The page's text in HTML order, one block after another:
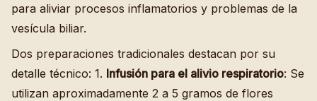
para aliviar procesos inflamatorios y problemas de la
vesícula biliar.
Dos preparaciones tradicionales destacan por su
detalle técnico: 1. Infusión para el alivio respiratorio: Se
utilizan aproximadamente 2 a 5 gramos de flores